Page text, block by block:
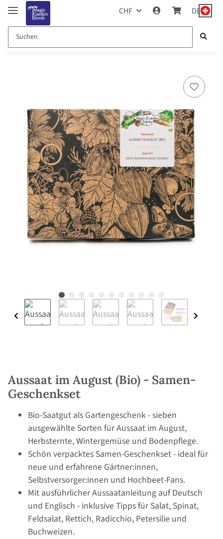
CHF DE
Aussaat im August (Bio) - Samen-
Geschenkset
Bio-Saatgut als Gartengeschenk - sieben
ausgewählte Sorten für Aussaat im August,
Herbsternte, Wintergemüse und Bodenpflege.
Schön verpacktes Samen-Geschenkset - ideal für
neue und erfahrene Gärtner:innen,
Selbstversorger:innen und Hochbeet-Fans.
Mit ausführlicher Aussaatanleitung auf Deutsch
und Englisch - inklusive Tipps für Salat, Spinat,
Feldsalat, Rettich, Radicchio, Petersilie und
Buchweizen.